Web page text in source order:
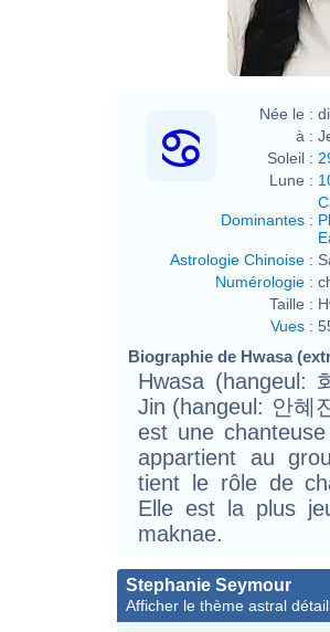
Née le :
à :
Soleil :
Lune :
Dominantes :
Astrologie Chinoise :
Numérologie :
Taille :
Vues :
Biographie de Hwasa
Hwasa (hangeul:
Jin (hangeul: 안혜
est une
appartient au
tient le rôle de
Elle est la plus
maknae.
Stephanie Seymour
Afficher le thème astral